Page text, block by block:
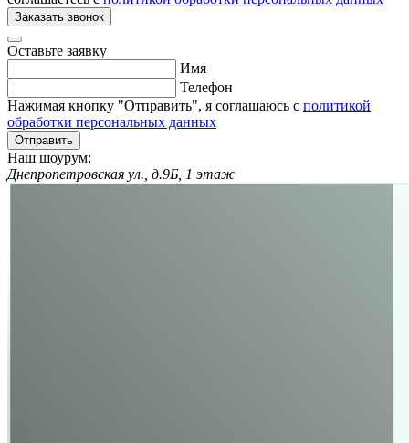
Заказать звонок
Оставьте заявку
Имя
Телефон
Нажимая кнопку "Отправить", я соглашаюсь с политикой
обработки персональных данных
Отправить
Наш шоурум:
Днепропетровская ул., д.9Б, 1 этаж